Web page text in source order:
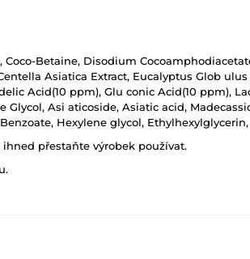
Betaine, Disodium
Asiatica Extract, Eucalyptus Glob
Acid(10 ppm), Glu conic Acid(10 ppm),
Asi aticoside, Asiatic acid,
Hexylene glycol,
přestaňte výrobek používat.